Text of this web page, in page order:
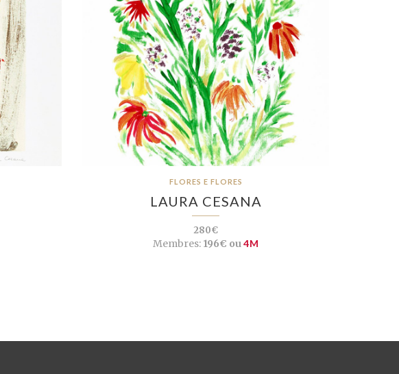
FLORES E FLORES
LAURA CESANA
280€
Membres:196€ ou 4M